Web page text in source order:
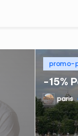
Posted
in
promo-
-15%
Posted
by
paris